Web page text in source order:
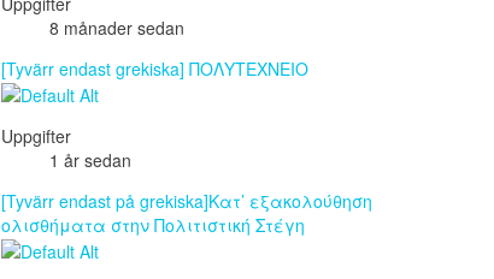
8 månader sedan
[Tyvärr endast grekiska] ΠΟΛΥΤΕΧΝΕΙΟ
Uppgifter
1 år sedan
[Tyvärr endast på grekiska]Κατ’ εξακολούθηση
ολισθήματα στην Πολιτιστική Στέγη